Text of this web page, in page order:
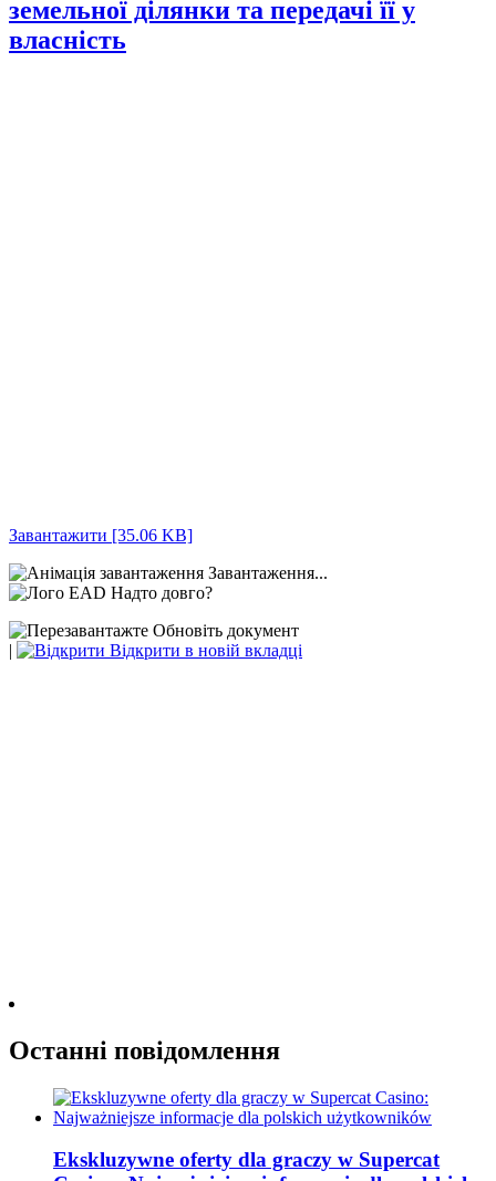
земельної ділянки та передачі її у
власність
Завантажити [35.06 KB]
Завантаження...
Надто довго?
Обновіть документ
|
Відкрити в новій вкладці
Останні повідомлення
Ekskluzywne oferty dla graczy w Supercat